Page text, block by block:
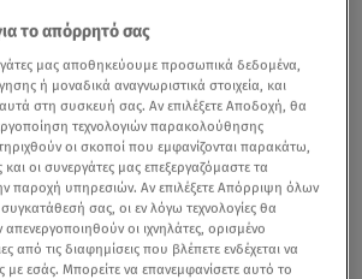
το απόρρητό σας
μας αποθηκεύουμε προσωπικά δεδομένα,
ή μοναδικά αναγνωριστικά στοιχεία, και
στη συσκευή σας. Αν επιλέξετε Αποδοχή, θα
τεχνολογιών παρακολούθησης
οι σκοποί που εμφανίζονται παρακάτω,
και οι συνεργάτες μας επεξεργαζόμαστε τα
παροχή υπηρεσιών. Αν επιλέξετε Απόρριψη όλων
σας, οι εν λόγω τεχνολογίες θα
οι ιχνηλάτες, ορισμένο
από τις διαφημίσεις που βλέπετε ενδέχεται να
με εσάς. Μπορείτε να επανεμφανίσετε αυτό το